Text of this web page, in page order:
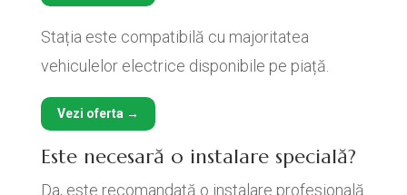
Stația este compatibilă cu majoritatea
vehiculelor electrice disponibile pe piață.
Vezi oferta →
Este necesară o instalare specială?
Da, este recomandată o instalare profesională